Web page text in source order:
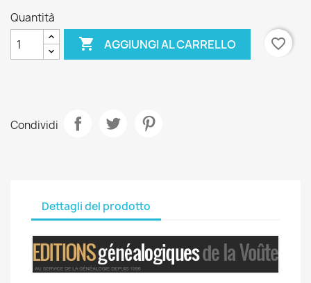
Quantità
 AGGIUNGI AL CARRELLO favorite_border
Condividi
Dettagli del prodotto